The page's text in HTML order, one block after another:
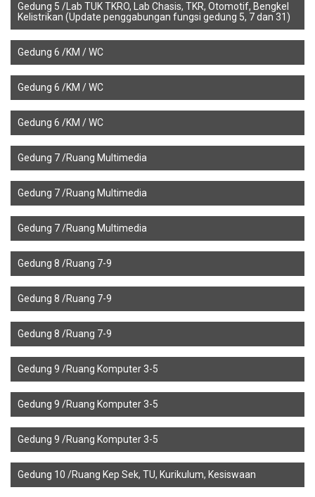
Gedung 5 /Lab TUK TKRO, Lab Chasis, TKR, Otomotif, Bengkel
Kelistrikan (Update penggabungan fungsi gedung 5, 7 dan 31)
Gedung 6 /KM / WC
Gedung 6 /KM / WC
Gedung 6 /KM / WC
Gedung 7 /Ruang Multimedia
Gedung 7 /Ruang Multimedia
Gedung 7 /Ruang Multimedia
Gedung 8 /Ruang 7-9
Gedung 8 /Ruang 7-9
Gedung 8 /Ruang 7-9
Gedung 9 /Ruang Komputer 3-5
Gedung 9 /Ruang Komputer 3-5
Gedung 9 /Ruang Komputer 3-5
Gedung 10 /Ruang Kep Sek, TU, Kurikulum, Kesiswaan